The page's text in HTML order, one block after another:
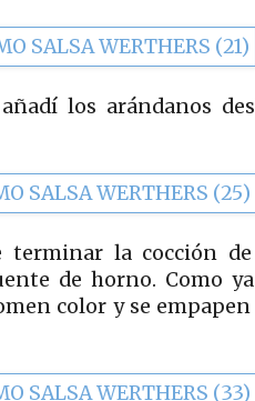
los arándanos
terminar la cocción
de horno. Como
color y se empapen